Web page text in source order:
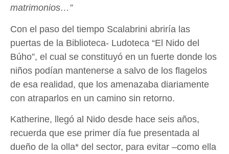
matrimonios…”
Con el paso del tiempo Scalabrini abriría las
puertas de la Biblioteca- Ludoteca “El Nido del
Búho”, el cual se constituyó en un fuerte donde los
niños podían mantenerse a salvo de los flagelos
de esa realidad, que los amenazaba diariamente
con atraparlos en un camino sin retorno.
Katherine, llegó al Nido desde hace seis años,
recuerda que ese primer día fue presentada al
dueño de la olla* del sector, para evitar –como ella